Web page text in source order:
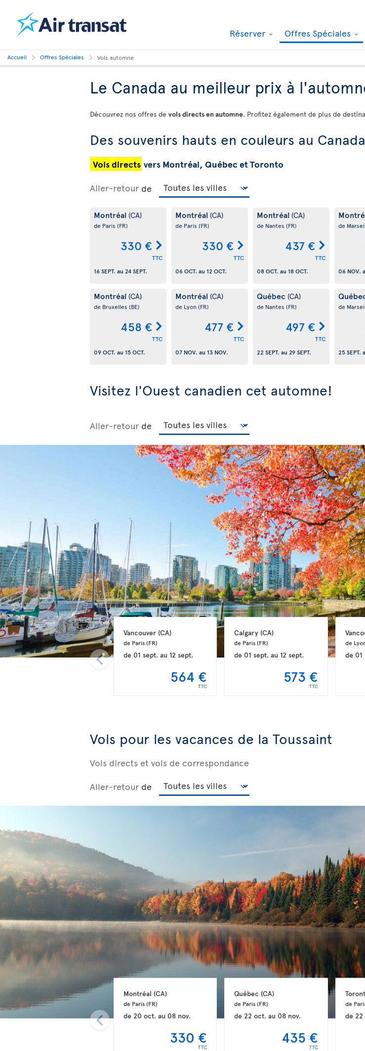
Réserver Offres Spéciales
Accueil Offres Spéciales Vols automne
Le Canada au meilleur prix à
Découvrez nos offres de vols directs en automne. Profitez également de plus de
Des souvenirs hauts en couleurs au
Vols directs vers Montréal, Québec et Toronto
Aller-retour de
Montréal (CA)
de Paris (FR)
330 €
TTC
16 SEPT. au 24 SEPT.
Montréal (CA)
de Paris (FR)
330 €
TTC
06 OCT. au 12 OCT.
Montréal (CA)
de Nantes (FR)
437 €
TTC
08 OCT. au 18 OCT.
de
06 NOV.
Montréal (CA)
de Bruxelles (BE)
458 €
TTC
09 OCT. au 15 OCT.
Montréal (CA)
de Lyon (FR)
477 €
TTC
07 NOV. au 13 NOV.
Québec (CA)
de Nantes (FR)
497 €
TTC
22 SEPT. au 29 SEPT.
de
25 SEPT.
Visitez l'Ouest canadien cet automne!
Aller-retour de
Vancouver (CA)
de Paris (FR)
de 01 sept.au 12 sept.
564 €
TTC
Calgary (CA)
de Paris (FR)
de 01 sept. au 12 sept.
573 €
TTC
de
de 01
Vols pour les vacances de la Toussaint
Vols directs et vols de correspondance
Aller-retour de
Montréal (CA)
de Paris (FR)
de 20 oct.au 08 nov.
330 €
TTC
Québec (CA)
de Paris (FR)
de 22 oct. au 08 nov.
435 €
TTC
de
de